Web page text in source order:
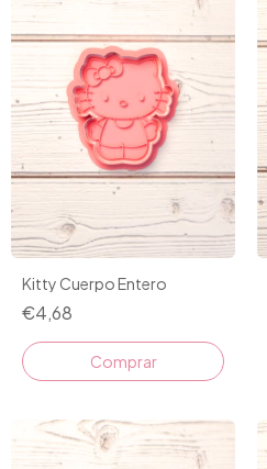
Kitty Cuerpo Entero
€4,68
Comprar